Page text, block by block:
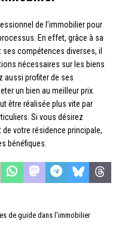
de l’immobilier pour
En effet, grâce à sa
compétences diverses, il
nécessaires sur les biens
aussi profiter de ses
un bien au meilleur prix.
être réalisée plus vite par
Si vous désirez
votre résidence principale,
bénéfiques.
de guide dans l’immobilier